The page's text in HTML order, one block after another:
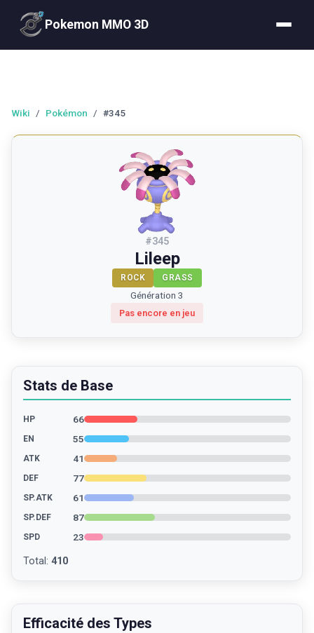
Pokemon MMO 3D
Wiki / Pokémon / #345
#345
Lileep
ROCK GRASS
Génération 3
Pas encore en jeu
Stats de Base
HP 66
EN 55
ATK 41
DEF 77
SP.ATK 61
SP.DEF 87
SPD 23
Total : 410
Efficacité des Types